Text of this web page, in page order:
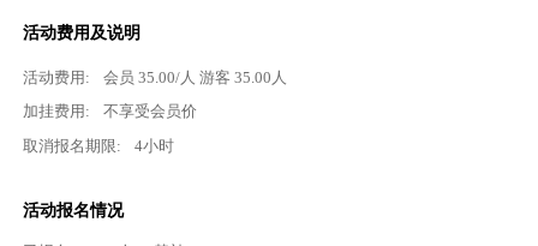
活动费用及说明
活动费用: 会员35.00/人 游客35.00 人
加挂费用:
不享受会员价
取消报名期限:
4小时
活动报名情况